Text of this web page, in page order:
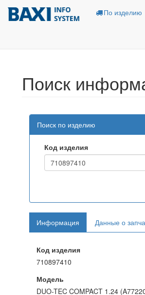
По изделию
Поиск
Поиск по изделию
Код изделия
Информация Данные о
Код изделия
710897410
Модель
DUO-TEC COMPACT 1.24